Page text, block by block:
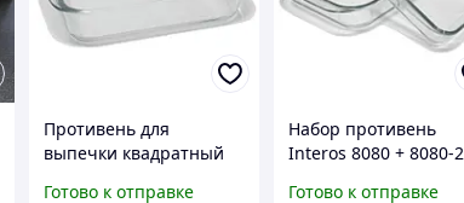
Противень для
выпечки квадратный
Готово к отправке
Набор противень
Interos 8080 + 8080-2
Готово к отправке